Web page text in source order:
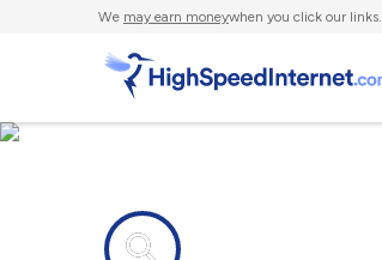
We may earn moneywhen you click our links.